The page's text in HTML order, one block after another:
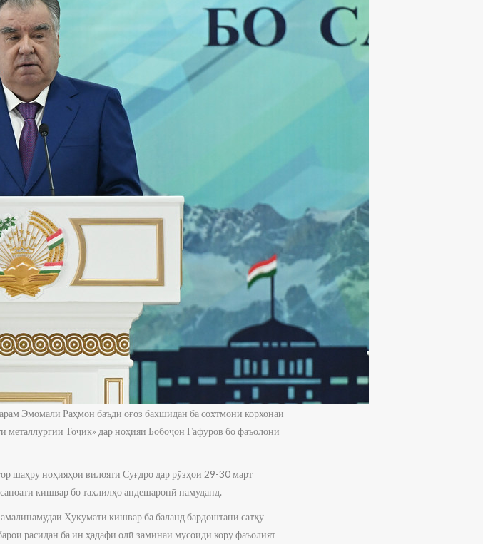
Эмомалӣ Раҳмон баъди оғоз бахшидан ба сохтмони корхонаи
Тоҷик» дар ноҳияи Бобоҷон Ғафуров бо фаъолони
шаҳру ноҳияҳои вилояти Суғдро дар рӯзҳои 29-30 март
кишвар бо таҳлилҳо андешаронӣ намуданд.
Ҳукумати кишвар ба баланд бардоштани сатҳу
расидан ба ин ҳадафи олӣ заминаи мусоиди кору фаъолият